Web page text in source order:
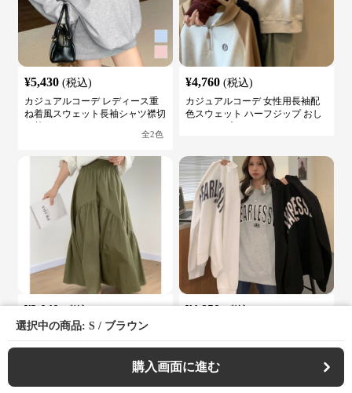
選択中の商品: S / ブラウン
購入画面に進む
¥5,430 (税込)
カジュアルコーデ レディース重
ね着風スウェット長袖シャツ襟切
り替え
全2色
¥4,760 (税込)
カジュアルコーデ 女性用長袖配
色スウェット ハーフジップ おし
ゃれトップス
¥3,040
カジュアルコーデ ティアードギ
ャザーロングスカート
全4 色
¥4,850
ーイフレンド風 ロゴ スウェット
色